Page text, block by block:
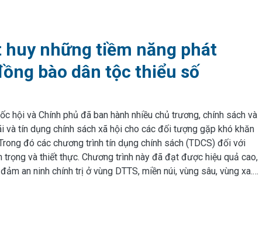
những tiềm năng phát
bào dân tộc thiểu số
hội và Chính phủ đã ban hành nhiều chủ trương, chính sách và
và tín dụng chính sách xã hội cho các đối tượng gặp khó khăn
đó các chương trình tín dụng chính sách (TDCS) đối với
trọng và thiết thực. Chương trình này đã đạt được hiệu quả cao,
an ninh chính trị ở vùng DTTS, miền núi, vùng sâu, vùng xa.
QH14 (19/6/2020), Quốc hội “Phê duyệt chủ trương đầu tư
tướng Chính phủ ký ban hành Quyết định số 1409/QĐ- TTg
120/QH14. Đây là những chủ trương, chính sách quan trọng để
khai thác nhiều tiềm năng phát triển kinh tế vùng đồng bào